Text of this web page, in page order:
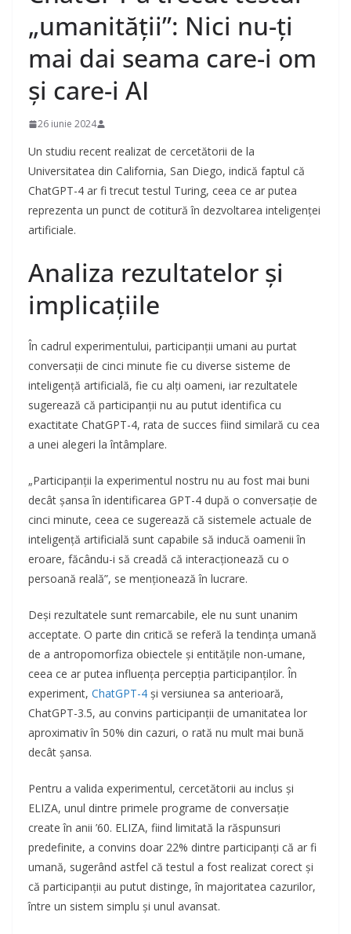
„umanității”: Nici nu-ți
mai dai seama care-i om
și care-i AI
26 iunie 2024
Un studiu recent realizat de cercetătorii de la
Universitatea din California, San Diego, indică faptul că
ChatGPT-4 ar fi trecut testul Turing, ceea ce ar putea
reprezenta un punct de cotitură în dezvoltarea inteligenței
artificiale.
Analiza rezultatelor și
implicațiile
În cadrul experimentului, participanții umani au purtat
conversații de cinci minute fie cu diverse sisteme de
inteligență artificială, fie cu alți oameni, iar rezultatele
sugerează că participanții nu au putut identifica cu
exactitate ChatGPT-4, rata de succes fiind similară cu cea
a unei alegeri la întâmplare.
„Participanții la experimentul nostru nu au fost mai buni
decât șansa în identificarea GPT-4 după o conversație de
cinci minute, ceea ce sugerează că sistemele actuale de
inteligență artificială sunt capabile să inducă oamenii în
eroare, făcându-i să creadă că interacționează cu o
persoană reală”, se menționează în lucrare.
Deși rezultatele sunt remarcabile, ele nu sunt unanim
acceptate. O parte din critică se referă la tendința umană
de a antropomorfiza obiectele și entitățile non-umane,
ceea ce ar putea influența percepția participanților. În
experiment, ChatGPT-4 și versiunea sa anterioară,
ChatGPT-3.5, au convins participanții de umanitatea lor
aproximativ în 50% din cazuri, o rată nu mult mai bună
decât șansa.
Pentru a valida experimentul, cercetătorii au inclus și
ELIZA, unul dintre primele programe de conversație
create în anii ’60. ELIZA, fiind limitată la răspunsuri
predefinite, a convins doar 22% dintre participanți că ar fi
umană, sugerând astfel că testul a fost realizat corect și
că participanții au putut distinge, în majoritatea cazurilor,
între un sistem simplu și unul avansat.